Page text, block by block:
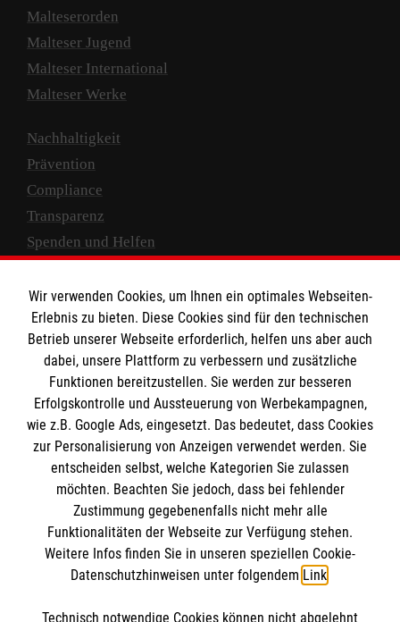
Malteserorden
Malteser Jugend
Malteser International
Malteser Werke
Nachhaltigkeit
Prävention
Compliance
Transparenz
Spenden und Helfen
Empfänger: Malteser Hilfsdienst e.V.
IBAN: DE10 3706 0120 1201 2000 12
BIC: GENODED 1PA7
Newsletter abonnieren
Wir verwenden Cookies, um Ihnen ein optimales Webseiten-
Erlebnis zu bieten. Diese Cookies sind für den technischen
Betrieb unserer Webseite erforderlich, helfen uns aber auch
dabei, unsere Plattform zu verbessern und zusätzliche
Funktionen bereitzustellen. Sie werden zur besseren
Erfolgskontrolle und Aussteuerung von Werbekampagnen,
wie z.B. Google Ads, eingesetzt. Das bedeutet, dass Cookies
zur Personalisierung von Anzeigen verwendet werden. Sie
entscheiden selbst, welche Kategorien Sie zulassen
möchten. Beachten Sie jedoch, dass bei fehlender
Zustimmung gegebenenfalls nicht mehr alle
Funktionalitäten der Webseite zur Verfügung stehen.
Weitere Infos finden Sie in unseren speziellen Cookie-
Datenschutzhinweisen unter folgendem Link.
Technisch notwendige Cookies können nicht abgelehnt